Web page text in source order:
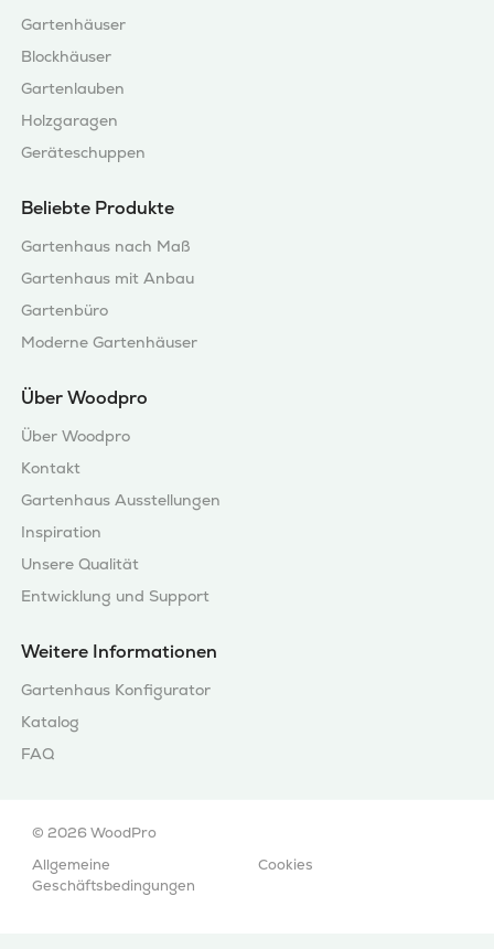
Gartenhäuser
Blockhäuser
Gartenlauben
Holzgaragen
Geräteschuppen
Beliebte Produkte
Gartenhaus nach Maß
Gartenhaus mit Anbau
Gartenbüro
Moderne Gartenhäuser
Über Woodpro
Über Woodpro
Kontakt
Gartenhaus Ausstellungen
Inspiration
Unsere Qualität
Entwicklung und Support
Weitere Informationen
Gartenhaus Konfigurator
Katalog
FAQ
© 2026 WoodPro
Allgemeine
Geschäftsbedingungen
Cookies